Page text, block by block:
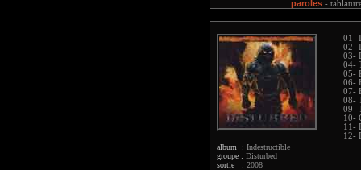
paroles-
album : Indestructible
groupe : Disturbed
sortie : 2008
01-
02-
03-
04-
05-
06-
07-
08-
09-
10-
11-
12-